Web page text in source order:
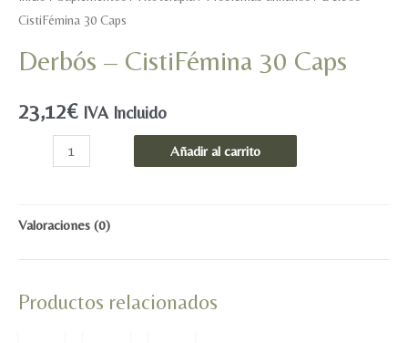
CistiFémina 30 Caps
Derbós – CistiFémina 30 Caps
23,12€ IVA Incluido
30
Añadir al carrito
Valoraciones (0)
Productos relacionados